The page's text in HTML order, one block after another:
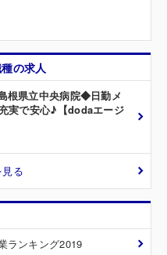
の求人
根県立中央病院◆日勤メ
実で安心♪【dodaエージ
る
ランキング2019